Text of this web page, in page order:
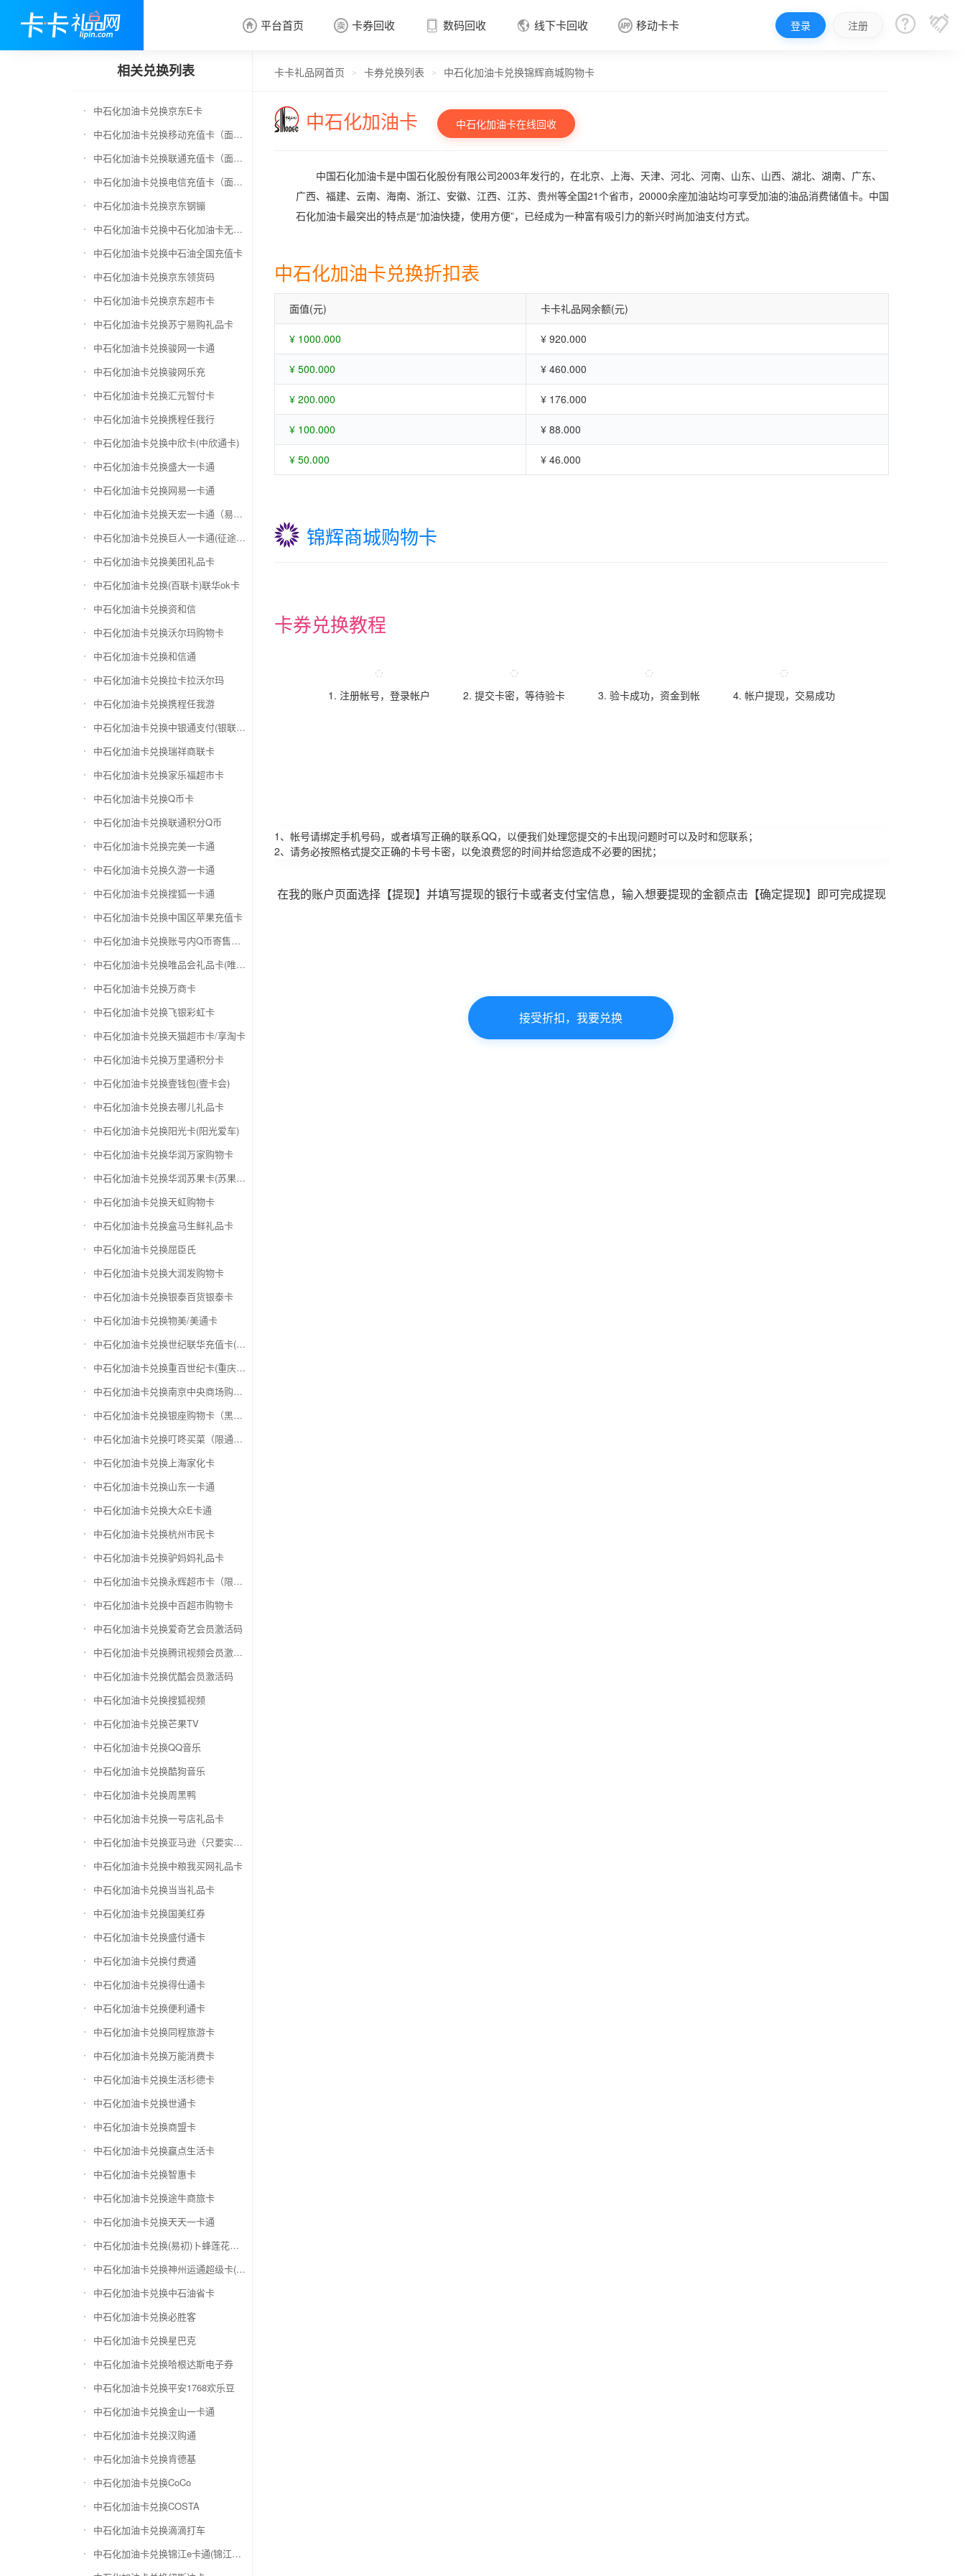
 平台首页  卡券回收
 卡券回收
 数码回收  线下卡回收  移动卡卡 登录 注册  
相关兑换列表
中石化加油卡兑换京东E卡
中石化加油卡兑换移动充值卡（面值千万别选错）
中石化加油卡兑换联通充值卡（面值千万别选错）
中石化加油卡兑换电信充值卡（面值千万别选错）
中石化加油卡兑换京东钢镚
中石化加油卡兑换中石化加油卡无卡号（面值千万别选错）
中石化加油卡兑换中石油全国充值卡
中石化加油卡兑换京东领货码
中石化加油卡兑换京东超市卡
中石化加油卡兑换苏宁易购礼品卡
中石化加油卡兑换骏网一卡通
中石化加油卡兑换骏网乐充
中石化加油卡兑换汇元智付卡
中石化加油卡兑换携程任我行
中石化加油卡兑换中欣卡(中欣通卡)
中石化加油卡兑换盛大一卡通
中石化加油卡兑换网易一卡通
中石化加油卡兑换天宏一卡通（易冲天宏卡）
中石化加油卡兑换巨人一卡通(征途卡)
中石化加油卡兑换美团礼品卡
中石化加油卡兑换(百联卡)联华ok卡
中石化加油卡兑换资和信
中石化加油卡兑换沃尔玛购物卡
中石化加油卡兑换和信通
中石化加油卡兑换拉卡拉沃尔玛
中石化加油卡兑换携程任我游
中石化加油卡兑换中银通支付(银联购物卡)
中石化加油卡兑换瑞祥商联卡
中石化加油卡兑换家乐福超市卡
中石化加油卡兑换Q币卡
中石化加油卡兑换联通积分Q币
中石化加油卡兑换完美一卡通
中石化加油卡兑换久游一卡通
中石化加油卡兑换搜狐一卡通
中石化加油卡兑换中国区苹果充值卡
中石化加油卡兑换账号内Q币寄售（维护中）
中石化加油卡兑换唯品会礼品卡(唯品卡)
中石化加油卡兑换万商卡
中石化加油卡兑换飞银彩虹卡
中石化加油卡兑换天猫超市卡/享淘卡
中石化加油卡兑换万里通积分卡
中石化加油卡兑换壹钱包(壹卡会)
中石化加油卡兑换去哪儿礼品卡
中石化加油卡兑换阳光卡(阳光爱车)
中石化加油卡兑换华润万家购物卡
中石化加油卡兑换华润苏果卡(苏果超市卡)（维护 请暂停提交）
中石化加油卡兑换天虹购物卡
中石化加油卡兑换盒马生鲜礼品卡
中石化加油卡兑换屈臣氏
中石化加油卡兑换大润发购物卡
中石化加油卡兑换银泰百货银泰卡
中石化加油卡兑换物美/美通卡
中石化加油卡兑换世纪联华充值卡(杭州联华)
中石化加油卡兑换重百世纪卡(重庆百货)
中石化加油卡兑换南京中央商场购物卡
中石化加油卡兑换银座购物卡（黑卡）
中石化加油卡兑换叮咚买菜（限通用礼品卡）
中石化加油卡兑换上海家化卡
中石化加油卡兑换山东一卡通
中石化加油卡兑换大众E卡通
中石化加油卡兑换杭州市民卡
中石化加油卡兑换驴妈妈礼品卡
中石化加油卡兑换永辉超市卡（限实体卡）
中石化加油卡兑换中百超市购物卡
中石化加油卡兑换爱奇艺会员激活码
中石化加油卡兑换腾讯视频会员激活码
中石化加油卡兑换优酷会员激活码
中石化加油卡兑换搜狐视频
中石化加油卡兑换芒果TV
中石化加油卡兑换QQ音乐
中石化加油卡兑换酷狗音乐
中石化加油卡兑换周黑鸭
中石化加油卡兑换一号店礼品卡
中石化加油卡兑换亚马逊（只要实体卡）
中石化加油卡兑换中粮我买网礼品卡
中石化加油卡兑换当当礼品卡
中石化加油卡兑换国美红券
中石化加油卡兑换盛付通卡
中石化加油卡兑换付费通
中石化加油卡兑换得仕通卡
中石化加油卡兑换便利通卡
中石化加油卡兑换同程旅游卡
中石化加油卡兑换万能消费卡
中石化加油卡兑换生活杉德卡
中石化加油卡兑换世通卡
中石化加油卡兑换商盟卡
中石化加油卡兑换赢点生活卡
中石化加油卡兑换智惠卡
中石化加油卡兑换途牛商旅卡
中石化加油卡兑换天天一卡通
中石化加油卡兑换(易初)卜蜂莲花礼品卡
中石化加油卡兑换神州运通超级卡(运通网购卡)
中石化加油卡兑换中石油省卡
中石化加油卡兑换必胜客
中石化加油卡兑换星巴克
中石化加油卡兑换哈根达斯电子券
中石化加油卡兑换平安1768欢乐豆
中石化加油卡兑换金山一卡通
中石化加油卡兑换汉购通
中石化加油卡兑换肯德基
中石化加油卡兑换CoCo
中石化加油卡兑换COSTA
中石化加油卡兑换滴滴打车
中石化加油卡兑换锦江e卡通(锦江一卡通)
卡卡礼品网首页 > 卡券兑换列表 > 中石化加油卡兑换锦辉商城购物卡
中石化加油卡 中石化加油卡在线回收
中国石化加油卡是中国石化股份有限公司2003年发行的，在北京、上海、天津、河北、河南、山东、山西、湖北、湖南、广东、
广西、福建、云南、海南、浙江、安徽、江西、江苏、贵州等全国21个省市，20000余座加油站均可享受加油的油品消费储值卡。中国
石化加油卡最突出的特点是“加油快捷，使用方便”，已经成为一种富有吸引力的新兴时尚加油支付方式。
中石化加油卡兑换折扣表
面值(元) 卡卡礼品网余额(元)
¥ 1000.000 ¥ 920.000
¥ 500.000 ¥ 460.000
¥ 200.000 ¥ 176.000
¥ 100.000 ¥ 88.000
¥ 50.000 ¥ 46.000
锦辉商城购物卡
卡券兑换教程
1. 注册帐号，登录帐户 2. 提交卡密，等待验卡 3. 验卡成功，资金到帐 4. 帐户提现，交易成功
1、帐号请绑定手机号码，或者填写正确的联系QQ，以便我们处理您提交的卡出现问题时可以及时和您联系；
2、请务必按照格式提交正确的卡号卡密，以免浪费您的时间并给您造成不必要的困扰；
在我的账户页面选择【提现】并填写提现的银行卡或者支付宝信息，输入想要提现的金额点击【确定提现】即可完成提现
接受折扣，我要兑换